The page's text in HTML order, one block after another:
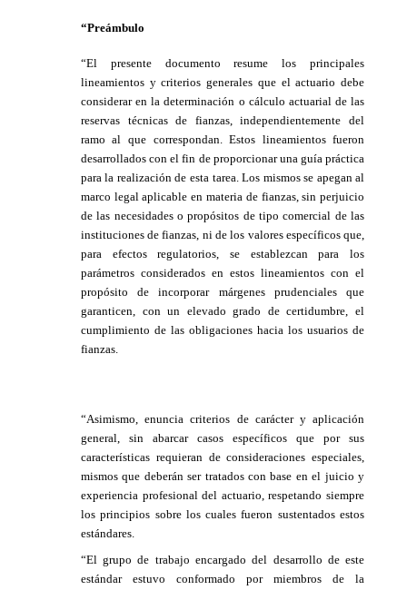
“Preámbulo
“El presente documento resume los principales
lineamientos y criterios generales que el actuario debe
considerar en la determinación o cálculo actuarial de las
reservas técnicas de fianzas, independientemente del
ramo al que correspondan. Estos lineamientos fueron
desarrollados con el fin de proporcionar una guía práctica
para la realización de esta tarea. Los mismos se apegan al
marco legal aplicable en materia de fianzas, sin perjuicio
de las necesidades o propósitos de tipo comercial de las
instituciones de fianzas, ni de los valores específicos que,
para efectos regulatorios, se establezcan para los
parámetros considerados en estos lineamientos con el
propósito de incorporar márgenes prudenciales que
garanticen, con un elevado grado de certidumbre, el
cumplimiento de las obligaciones hacia los usuarios de
fianzas.
“Asimismo, enuncia criterios de carácter y aplicación
general, sin abarcar casos específicos que por sus
características requieran de consideraciones especiales,
mismos que deberán ser tratados con base en el juicio y
experiencia profesional del actuario, respetando siempre
los principios sobre los cuales fueron sustentados estos
estándares.
“El grupo de trabajo encargado del desarrollo de este
estándar estuvo conformado por miembros de la